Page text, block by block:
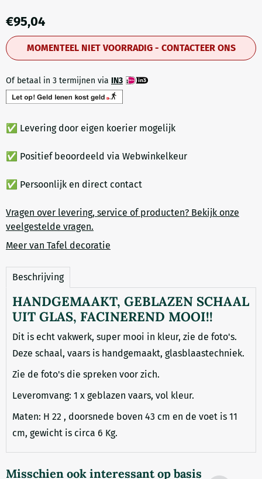
€95,04
MOMENTEEL NIET VOORRADIG - CONTACTEER ONS
Of betaal in 3 termijnen via IN3
✅ Levering door eigen koerier mogelijk
✅ Positief beoordeeld via Webwinkelkeur
✅ Persoonlijk en direct contact
Vragen over levering, service of producten? Bekijk onze
veelgestelde vragen.
Meer van Tafel decoratie
Beschrijving
HANDGEMAAKT, GEBLAZEN SCHAAL
UIT GLAS, FACINEREND MOOI!!
Dit is echt vakwerk, super mooi in kleur, zie de foto's.
Deze schaal, vaars is handgemaakt, glasblaastechniek.
Zie de foto's die spreken voor zich.
Leveromvang: 1 x geblazen vaars, vol kleur.
Maten: H 22 , doorsnede boven 43 cm en de voet is 11
cm, gewicht is circa 6 Kg.
Misschien ook interessant op basis